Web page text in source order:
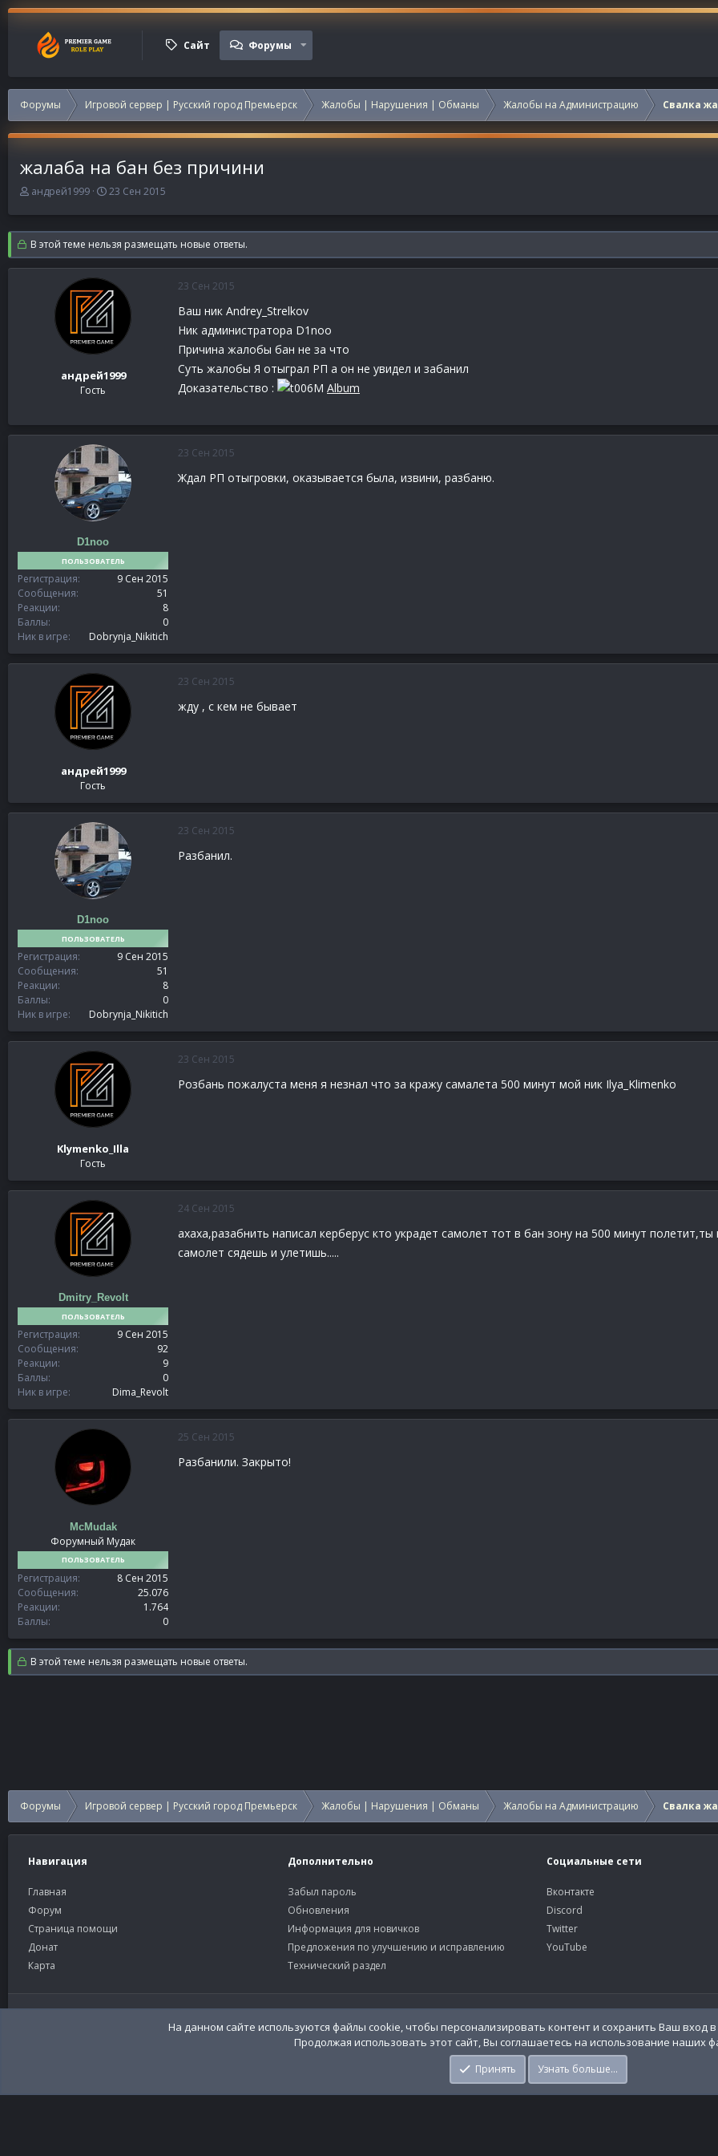
Сайт Форумы
Форумы Игровой сервер | Русский город Премьерск Жалобы | Нарушения | Обманы Жалобы на Администрацию Свалка
жалаба на бан без причини
А
т
о
р
т
андрей1999
Д
т
а
н
а
а
л
23 Сен 2015
В этой теме нельзя размещать новые ответы.
андрей1999
Гость
23 Сен 2015
Ваш ник Andrey_Strelkov
Ник администратора D1noо
Причина жалобы бан не за что
Суть жалобы Я отыграл РП а он не увидел и забанил
Доказательство :
Album
D1noo
ПОЛЬЗОВАТЕЛЬ
Регистрация
9 Сен 2015
Сообщения
51
Реакции
8
Баллы
0
Ник в игре
Dobrynja_Nikitich
23 Сен 2015
Ждал РП отыгровки, оказывается была, извини, разбаню.
андрей1999
Гость
23 Сен 2015
жду , с кем не бывает
D1noo
ПОЛЬЗОВАТЕЛЬ
Регистрация
9 Сен 2015
Сообщения
51
Реакции
8
Баллы
0
Ник в игре
Dobrynja_Nikitich
23 Сен 2015
Разбанил.
Klymenko_Illa
Гость
23 Сен 2015
Розбань пожалуста меня я незнал что за кражу самалета 500 минут мой ник Ilya_Klimenko
Dmitry_Revolt
ПОЛЬЗОВАТЕЛЬ
Регистрация
9 Сен 2015
Сообщения
92
Реакции
9
Баллы
0
Ник в игре
Dima_Revolt
24 Сен 2015
ахаха,разабнить написал керберус кто украдет самолет тот в бан зону на 500 минут
самолет сядешь и улетишь.....
McMudak
Форумный Мудак
ПОЛЬЗОВАТЕЛЬ
Регистрация
8 Сен 2015
Сообщения
25.076
Реакции
1.764
Баллы
0
25 Сен 2015
Разбанили. Закрыто!
В этой теме нельзя размещать новые ответы.
Форумы Игровой сервер | Русский город Премьерск Жалобы | Нарушения | Обманы Жалобы на Администрацию Свалка
Навигация
Главная
Форум
Страница помощи
Донат
Карта
Дополнительно
Забыл пароль
Обновления
Информация для новичков
Предложения по улучшению и исправлению
Технический раздел
Социальные сети
Вконтакте
Discord
Twitter
YouTube
Russian (RU)